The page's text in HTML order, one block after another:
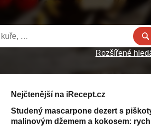
Rozšířené
Nejčtenější na iRecept.cz
Studený mascarpone dezert s
malinovým džemem a kokosem: